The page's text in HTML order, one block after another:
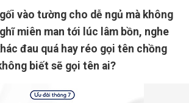
vào tường cho dễ ngủ mà không
miên man tới lúc lâm bồn, nghe
đau quá hay réo gọi tên chồng
biết sẽ gọi tên ai?